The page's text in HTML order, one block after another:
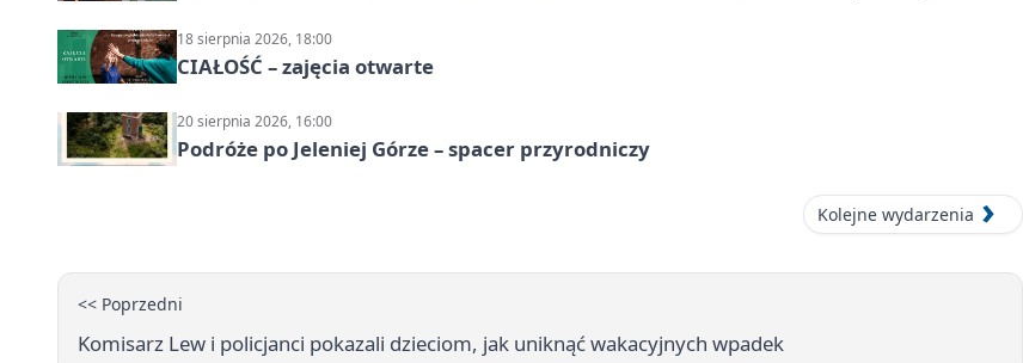
18 sierpnia 2026, 18:00
CIAŁOŚĆ – zajęcia otwarte
20 sierpnia 2026, 16:00
Podróże po Jeleniej Górze – spacer przyrodniczy
Kolejne wydarzenia
<< Poprzedni
Komisarz Lew i policjanci pokazali dzieciom, jak uniknąć wakacyjnych wpadek